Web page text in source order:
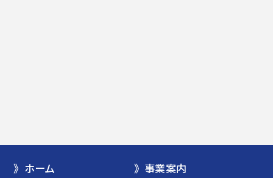
》 ホーム 》 事業案内